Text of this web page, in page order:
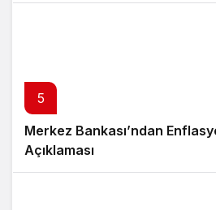
5
Merkez Bankası’ndan
Açıklaması